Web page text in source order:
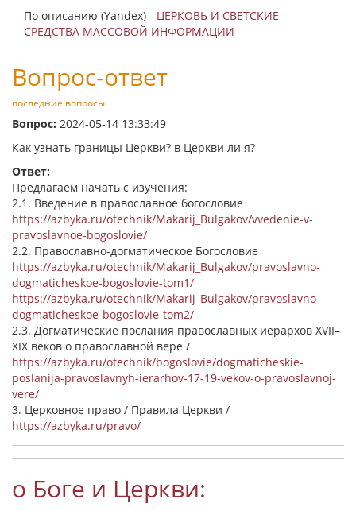
По описанию (Yandex) - ЦЕРКОВЬ И СВЕТСКИЕ
СРЕДСТВА МАССОВОЙ ИНФОРМАЦИИ
Вопрос-ответ
последние вопросы
Вопрос: 2024-05-14 13:33:49
Как узнать границы Церкви? в Церкви ли я?
Ответ:
Предлагаем начать с изучения:
2.1. Введение в православное богословие
https://azbyka.ru/otechnik/Makarij_Bulgakov/vvedenie-v-
pravoslavnoe-bogoslovie/
2.2. Православно-догматическое Богословие
https://azbyka.ru/otechnik/Makarij_Bulgakov/pravoslavno-
dogmaticheskoe-bogoslovie-tom1/
https://azbyka.ru/otechnik/Makarij_Bulgakov/pravoslavno-
dogmaticheskoe-bogoslovie-tom2/
2.3. Догматические послания православных иерархов XVII–
XIX веков о православной вере /
https://azbyka.ru/otechnik/bogoslovie/dogmaticheskie-
poslanija-pravoslavnyh-ierarhov-17-19-vekov-o-pravoslavnoj-
vere/
3. Церковное право / Правила Церкви /
https://azbyka.ru/pravo/
о Боге и Церкви: